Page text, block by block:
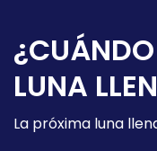
LUNA
La próxima luna